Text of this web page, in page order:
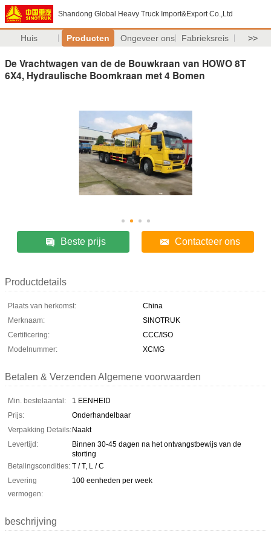
Shandong Global Heavy Truck Import&Export Co.,Ltd
Huis Producten Ongeveer ons Fabrieksreis >>
De Vrachtwagen van de de Bouwkraan van HOWO 8T
6X4, Hydraulische Boomkraan met 4 Bomen
Beste prijs Contacteer ons
Productdetails
Plaats van herkomst:
China
Merknaam:
SINOTRUK
Certificering:
CCC/ISO
Modelnummer:
XCMG
Betalen & Verzenden Algemene voorwaarden
Min. bestelaantal:
1 EENHEID
Prijs:
Onderhandelbaar
Verpakking Details:Naakt
Levertijd:
Binnen 30-45 dagen na het ontvangstbewijs van de
storting
Betalingscondities: T / T, L / C
Levering
vermogen:
100 eenheden per week
beschrijving